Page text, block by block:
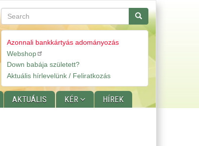
Search Search
Gyorslinkek
Azonnali bankkártyás adományozás
Webshop
Down babája született?
Aktuális hírlevelünk / Feliratkozás
AKTUÁLIS KÉR HÍREK